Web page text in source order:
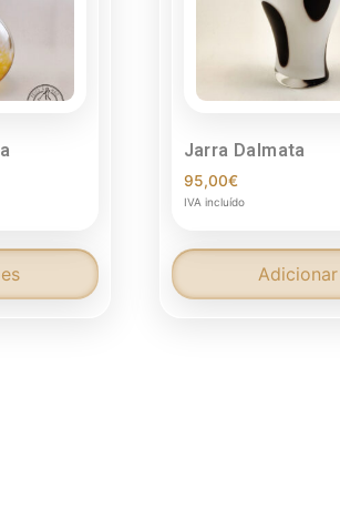
Jarra Dalmata
95,00€
IVA incluído
Adicionar